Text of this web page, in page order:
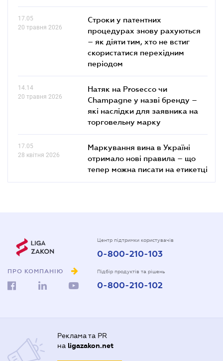
17.05
20 травня 2026
Строки у патентних
процедурах знову рахуються
– як діяти тим, хто не встиг
скористатися перехідним
періодом
14.14
20 травня 2026
Натяк на Prosecco чи
Champagne у назві бренду –
які наслідки для заявника на
торговельну марку
17.05
28 квітня 2026
Маркування вина в Україні
отримало нові правила – що
тепер можна писати на етикетці
ПРО КОМПАНІЮ
Центр підтримки користувачів
0-800-210-103
Підбір продуктів та рішень
0-800-210-102
Реклама та PR
на ligazakon.net